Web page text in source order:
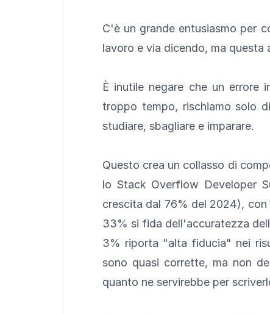
C'è un grande entusiasmo per
lavoro e via dicendo, ma
È inutile negare che un errore
troppo tempo, rischiamo solo
studiare, sbagliare e imparare.
Questo crea un collasso di
lo Stack Overflow Developer
crescita dal 76% del 2024),
33% si fida dell'accuratezza
3% riporta "alta fiducia" nei
sono quasi corrette, ma non
quanto ne servirebbe per